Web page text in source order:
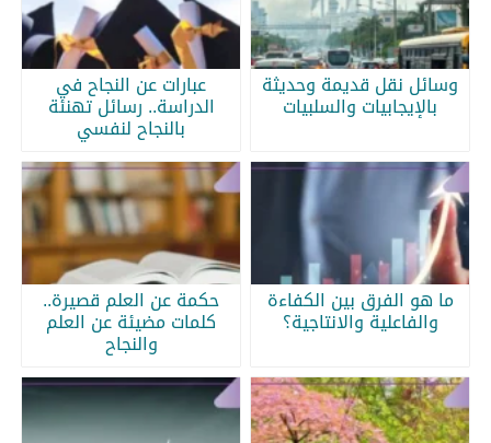
وسائل نقل قديمة وحديثة
بالإيجابيات والسلبيات
عبارات عن النجاح في
الدراسة.. رسائل تهنئة
بالنجاح لنفسي
ما هو الفرق بين الكفاءة
والفاعلية والانتاجية؟
حكمة عن العلم قصيرة..
كلمات مضيئة عن العلم
والنجاح